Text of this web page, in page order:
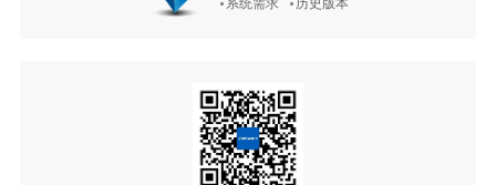
系统需求 历史版本